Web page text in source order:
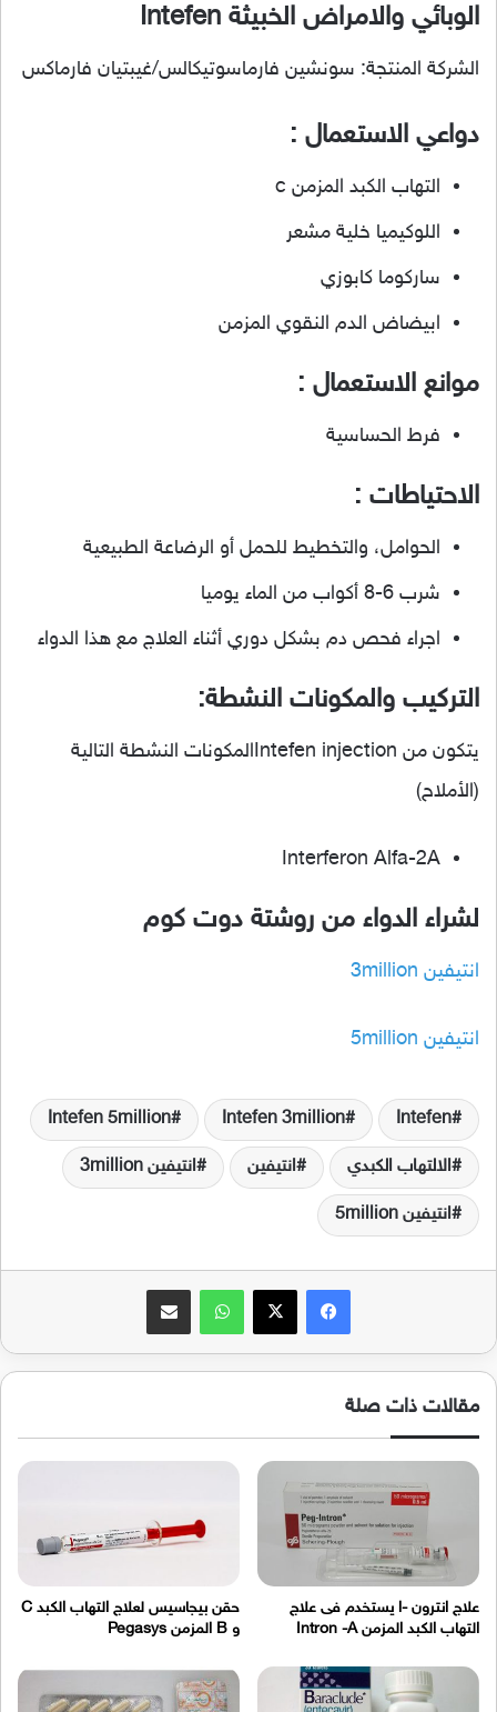
الوبائي والامراض الخبيثة Intefen
الشركة المنتجة: سونشين فارماسوتيكالس/غيبتيان فارماكس
دواعي الاستعمال :
التهاب الكبد المزمن c
اللوكيميا خلية مشعر
ساركوما كابوزي
ابيضاض الدم النقوي المزمن
موانع الاستعمال :
فرط الحساسية
الاحتياطات :
الحوامل، والتخطيط للحمل أو الرضاعة الطبيعية
شرب 6-8 أكواب من الماء يوميا
اجراء فحص دم بشكل دوري أثناء العلاج مع هذا الدواء
التركيب والمكونات النشطة:
يتكون من Intefen injectionالمكونات النشطة التالية
(الأملاح)
Interferon Alfa-2A
لشراء الدواء من روشتة دوت كوم
انتيفين 3million
انتيفين 5million
Intefen
Intefen 3million
Intefen 5million
الالتهاب الكبدي انتيفين انتيفين 3million
انتيفين 5million
فيسبوك واتساب
مقالات ذات صلة
علاج انترون -ا يستخدم فى علاج
التهاب الكبد المزمن Intron -A
حقن بيجاسيس لعلاج التهاب الكبد C
و B المزمن Pegasys